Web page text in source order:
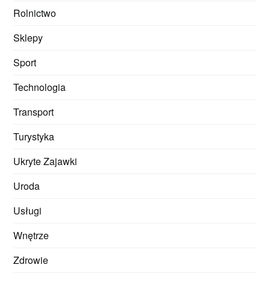
Rolnictwo
Sklepy
Sport
Technologia
Transport
Turystyka
Ukryte Zajawki
Uroda
Usługi
Wnętrze
Zdrowie